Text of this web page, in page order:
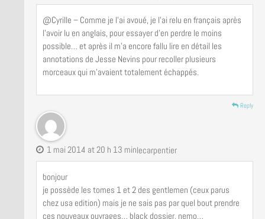
@Cyrille – Comme je l’ai avoué, je l’ai relu en français après
l’avoir lu en anglais, pour essayer d’en perdre le moins
possible… et après il m’a encore fallu lire en détail les
annotations de Jesse Nevins pour recoller plusieurs
morceaux qui m’avaient totalement échappés.
Reply
lecarpentier
1 mai 2014 at 20 h 13 min
bonjour
je possède les tomes 1 et 2 des gentlemen (ceux parus
chez usa edition) mais je ne sais pas par quel bout prendre
ces nouveaux ouvrages… black dossier, nemo…